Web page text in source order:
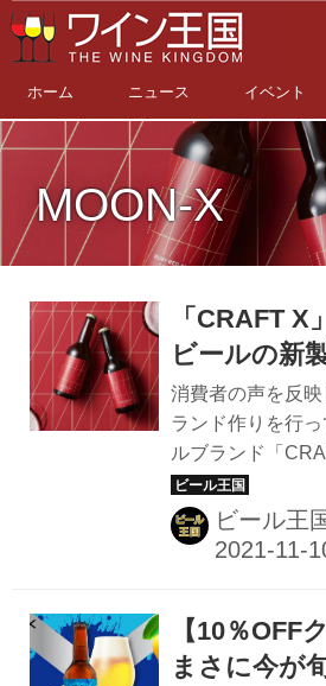
ホーム ニュース イベント
MOON-X
「CRAFT X
ビールの新
かな日にふ
産紫芋を使
ッドエール
消費者の声を反
ランド作りを行
ルブランド「
の紫芋を使用し
ドエール」を先行
売は2021年12月
ナチュラルチー
特別なペアリン
ビール王
【10％OFF
まさに今が